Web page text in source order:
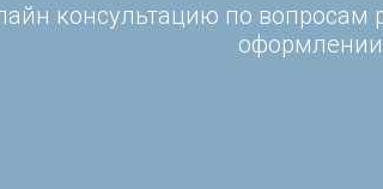
консультацию по вопросам
оформлении